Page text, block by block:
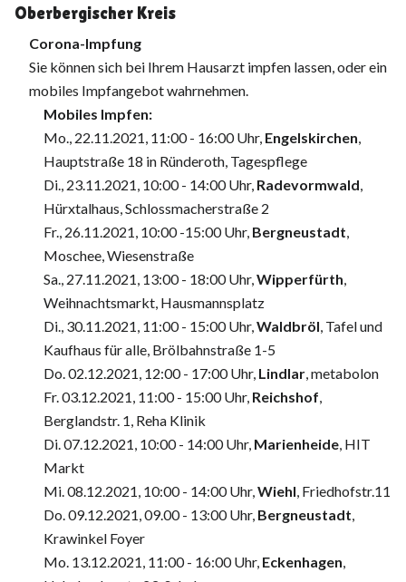
Oberbergischer Kreis
Corona-Impfung
Sie können sich bei Ihrem Hausarzt impfen lassen, oder ein
mobiles Impfangebot wahrnehmen.
Mobiles Impfen:
Mo., 22.11.2021, 11:00 - 16:00 Uhr, Engelskirchen,
Hauptstraße 18 in Ründeroth, Tagespflege
Di., 23.11.2021, 10:00 - 14:00 Uhr, Radevormwald,
Hürxtalhaus, Schlossmacherstraße 2
Fr., 26.11.2021, 10:00 -15:00 Uhr, Bergneustadt,
Moschee, Wiesenstraße
Sa., 27.11.2021, 13:00 - 18:00 Uhr,Wipperfürth,
Weihnachtsmarkt, Hausmannsplatz
Di., 30.11.2021, 11:00 - 15:00 Uhr,Waldbröl, Tafel und
Kaufhaus für alle, Brölbahnstraße 1-5
Do. 02.12.2021, 12:00 - 17:00 Uhr, Lindlar, metabolon
Fr. 03.12.2021, 11:00 - 15:00 Uhr, Reichshof,
Berglandstr. 1, Reha Klinik
Di. 07.12.2021, 10:00 - 14:00 Uhr, Marienheide, HIT
Markt
Mi. 08.12.2021, 10:00 - 14:00 Uhr,Wiehl, Friedhofstr.11
Do. 09.12.2021, 09.00 - 13:00 Uhr, Bergneustadt,
Krawinkel Foyer
Mo. 13.12.2021, 11:00 - 16:00 Uhr, Eckenhagen,